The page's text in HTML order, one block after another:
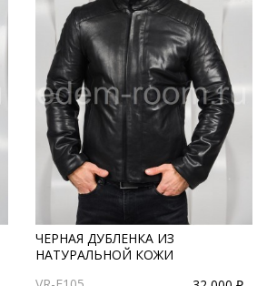
ЧЕРНАЯ ДУБЛЕНКА ИЗ
НАТУРАЛЬНОЙ КОЖИ